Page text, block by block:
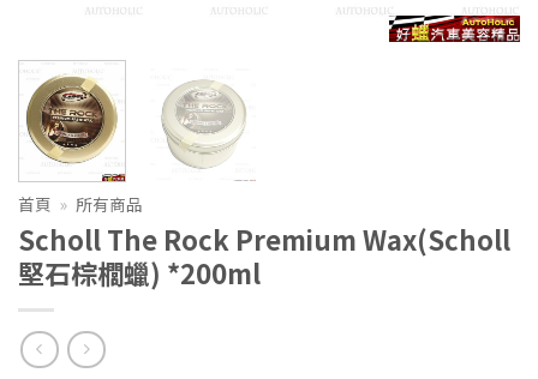
首頁 » 所有商品
Scholl The Rock Premium Wax(Scholl
堅石棕櫚蠟) *200ml